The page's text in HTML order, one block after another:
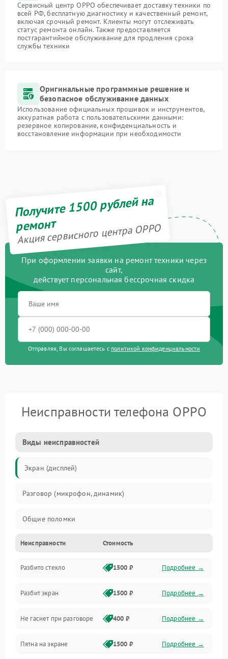
Сервисный центр OPPO обеспечивает доставку техники по
всей РФ, бесплатную диагностику и качественный ремонт,
включая срочный ремонт. Клиенты могут отслеживать
статус ремонта онлайн. Также предоставляется
постгарантийное обслуживание для продления срока
службы техники
Оригинальные программные решение и
безопасное обслуживание данных
Использование официальных прошивок и инструментов,
аккуратная работа с пользовательскими данными:
резервное копирование, конфиденциальность и
восстановление информации при необходимости
Получите 1500 рублей на
ремонт
Акция сервисного центра OPPO
При оформлении заявки на ремонт техники через
сайт,
действует персональная бессрочная скидка
Отправляя, Вы соглашаетесь с политикой конфиденциальности
Неисправности телефона OPPO
Виды неисправностей
Экран (дисплей)
Разговор (микрофон, динамик)
Общие поломки
Проблемы связи
Камеры
Проблемы с дисплеем и сенсором
Зарядка
Проблемы с питанием, зарядкой и аккумулятором
Неисправности Стоимость
Разбито стекло 1500 ₽ Подробнее →
Разбит экран 1500 ₽ Подробнее →
Не гаснет при разговоре 400 ₽ Подробнее →
Пятна на экране 1500 ₽ Подробнее →